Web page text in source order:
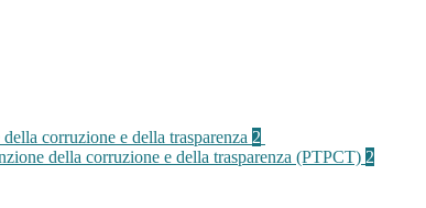
corruzione e della trasparenza 2
della corruzione e della trasparenza (PTPCT) 2